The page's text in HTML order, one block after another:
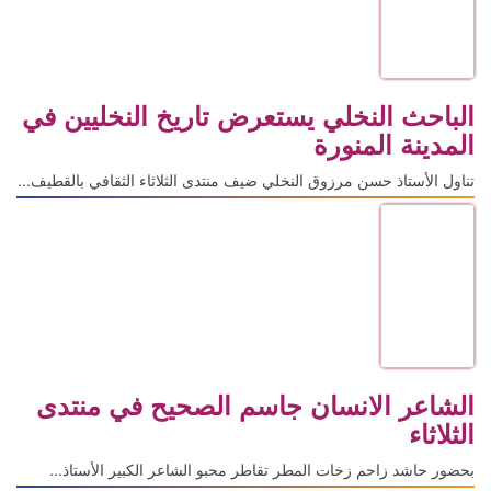
الباحث النخلي يستعرض تاريخ النخليين في
المدينة المنورة
تناول الأستاذ حسن مرزوق النخلي ضيف منتدى الثلاثاء الثقافي بالقطيف...
الشاعر الانسان جاسم الصحيح في منتدى
الثلاثاء
بحضور حاشد زاحم زخات المطر تقاطر محبو الشاعر الكبير الأستاذ...